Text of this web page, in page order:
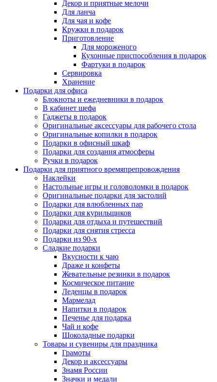
Декор и приятные мелочи
Для ланча
Для чая и кофе
Кружки в подарок
Приготовление
Для мороженого
Кухонные приспособления в подарок
Фартуки в подарок
Сервировка
Хранение
Подарки для офиса
Блокноты и ежедневники в подарок
В кабинет шефа
Гаджеты в подарок
Оригинальные аксессуары для рабочего стола
Оригинальные копилки в подарок
Подарки в офисный шкаф
Подарки для создания атмосферы
Ручки в подарок
Подарки для приятного времяпрепровождения
Наклейки
Настольные игры и головоломки в подарок
Оригинальные подарки для застолий
Подарки для влюбленных пар
Подарки для курильщиков
Подарки для отдыха и путешествий
Подарки для снятия стресса
Подарки из 90-х
Сладкие подарки
Вкусности к чаю
Драже и конфеты
Жевательные резинки в подарок
Космическое питание
Леденцы в подарок
Мармелад
Напитки в подарок
Печенье для подарка
Чай и кофе
Шоколадные подарки
Товары и сувениры для праздника
Грамоты
Декор и аксессуары
Знамя России
Значки и медали